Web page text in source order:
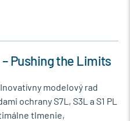
Pushing the Limits
modelový rad
ochrany S7L, S3L a S1 PL
tlmenie,